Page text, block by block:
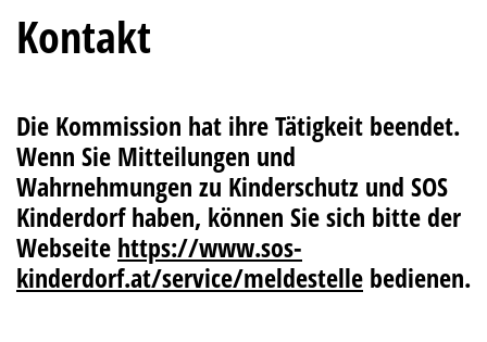
Kontakt
Die Kommission hat ihre Tätigkeit beendet.
Wenn Sie Mitteilungen und
Wahrnehmungen zu Kinderschutz und SOS
Kinderdorf haben, können Sie sich bitte der
Webseite https://www.sos-
kinderdorf.at/service/meldestelle bedienen.